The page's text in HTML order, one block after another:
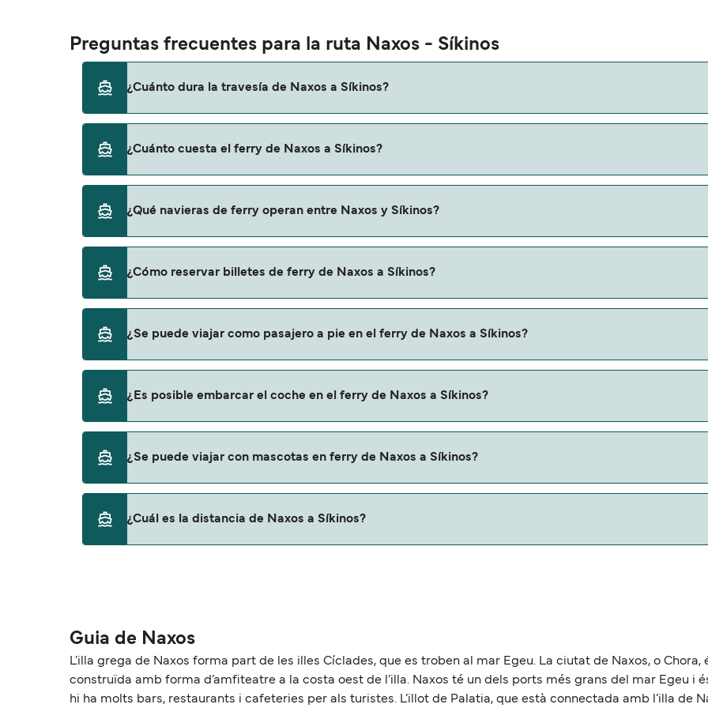
Preguntas frecuentes para la ruta Naxos - Síkinos
¿Cuánto dura la travesía de Naxos a Síkinos?
temporada a otra, por lo que te recomendamos que verifiques online la información más actualizada.
¿Cuánto cuesta el ferry de Naxos a Síkinos?
los gastos de reserva.
¿Qué navieras de ferry operan entre Naxos y Síkinos?
¿Cómo reservar billetes de ferry de Naxos a Síkinos?
para descrubrir las últimas promociones y descuentos de las compañías navieras.
¿Se puede viajar como pasajero a pie en el ferry de Naxos a Síkinos?
¿Es posible embarcar el coche en el ferry de Naxos a Síkinos?
¿Se puede viajar con mascotas en ferry de Naxos a Síkinos?
con mascotas con:
¿Cuál es la distancia de Naxos a Síkinos?
Guia de Naxos
L'illa grega de Naxos forma part de les illes Cíclades, que es troben al mar Egeu. La ciutat de Naxos, o
construïda amb forma d’amfiteatre a la costa oest de l’illa. Naxos té un dels ports més grans del mar Egeu i
hi ha molts bars, restaurants i cafeteries per als turistes. L’illot de Palatia, que està connectada amb l’illa de